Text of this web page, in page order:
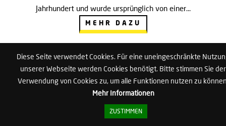
Diese Seite verwendet Cookies. Für eine uneingeschränkte
unserer Webseite werden Cookies benötigt. Bitte stimmen Sie der
Verwendung von Cookies zu, um alle Funktionen nutzen zu
Mehr Informationen
ZUSTIMMEN
Jahrhundert und wurde ursprünglich von einer…
MEHR DAZU
Unsere Öffnungszeiten
Montag bis Freitag: 8:00 Uhr -18:30 Uhr